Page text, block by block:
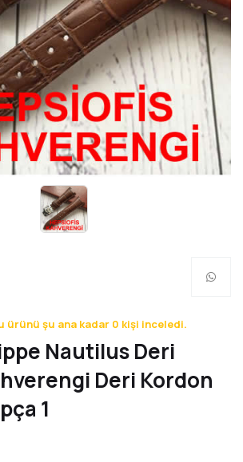
ürünü şu ana kadar 0 kişi inceledi.
Nautilus Deri
Deri Kordon
1